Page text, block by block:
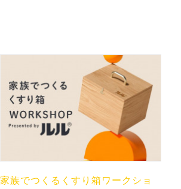
家族でつくるくすり箱ワークショ